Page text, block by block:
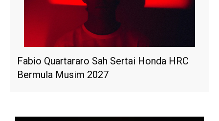
Fabio Quartararo Sah Sertai Honda HRC
Bermula Musim 2027